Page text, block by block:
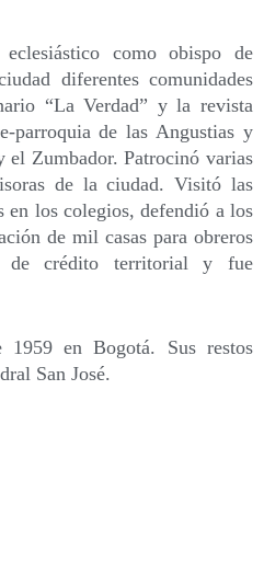
como obispo de
diferentes comunidades
“La Verdad” y la revista
parroquia de las Angustias y
el Zumbador. Patrocinó varias
de la ciudad. Visitó las
en los colegios, defendió a los
de mil casas para obreros
de crédito territorial y fue
en Bogotá. Sus restos
San José.